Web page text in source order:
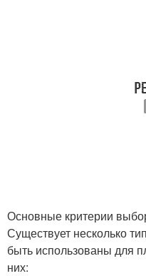
Основные критерии
Существует несколько
быть использованы для
них: